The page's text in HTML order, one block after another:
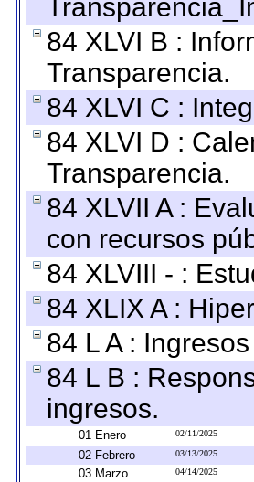
84 XLVI B :
Transparencia.
84 XLVI C :
84 XLVI D :
Transparencia.
84 XLVII A :
con recursos
84 XLVIII - :
84 XLIX A :
84 L A :
84 L B :
ingresos.
01 Enero 02/11/2025
02 Febrero
03/13/2025
03 Marzo
04/14/2025